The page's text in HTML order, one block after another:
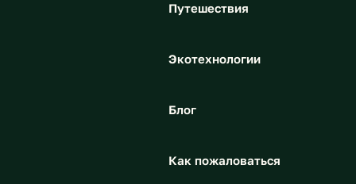
Путешествия
Экотехнологии
Блог
Как пожаловаться